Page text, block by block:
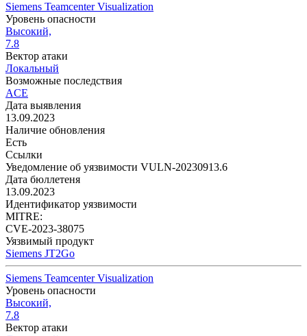
Siemens Teamcenter Visualization
Уровень опасности
Высокий,
7.8
Вектор атаки
Локальный
Возможные последствия
ACE
Дата выявления
13.09.2023
Наличие обновления
Есть
Ссылки
Уведомление об уязвимости VULN-20230913.6
Дата бюллетеня
13.09.2023
Идентификатор уязвимости
MITRE:
CVE-2023-38075
Уязвимый продукт
Siemens JT2Go
Siemens Teamcenter Visualization
Уровень опасности
Высокий,
7.8
Вектор атаки